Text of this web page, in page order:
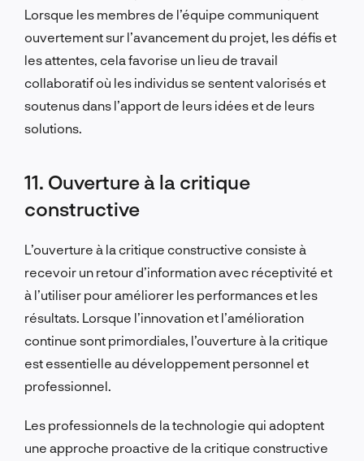
Lorsque les membres de l’équipe communiquent
ouvertement sur l’avancement du projet, les défis et
les attentes, cela favorise un lieu de travail
collaboratif où les individus se sentent valorisés et
soutenus dans l’apport de leurs idées et de leurs
solutions.
11. Ouverture à la critique
constructive
L’ouverture à la critique constructive consiste à
recevoir un retour d’information avec réceptivité et
à l’utiliser pour améliorer les performances et les
résultats. Lorsque l’innovation et l’amélioration
continue sont primordiales, l’ouverture à la critique
est essentielle au développement personnel et
professionnel.
Les professionnels de la technologie qui adoptent
une approche proactive de la critique constructive